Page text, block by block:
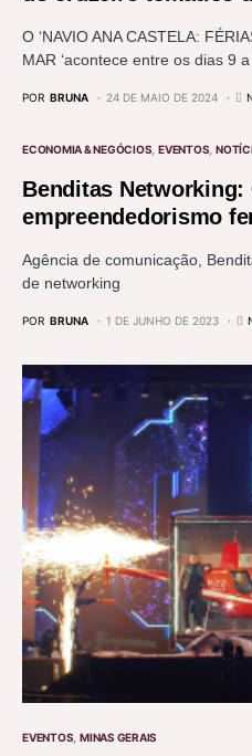
O ‘NAVIO ANA CASTELA:
MAR ‘acontece entre os dias 9
POR BRUNA 24 DE MAIO DE 2024
ECONOMIA & NEGÓCIOS EVENTOS
Benditas Networking:
empreendedorismo
Agência de comunicação,
de networking
POR BRUNA 1 DE JUNHO DE 2023
EVENTOS MINAS GERAIS